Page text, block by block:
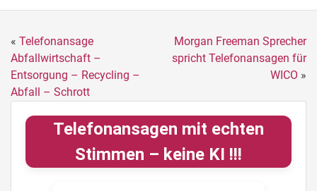
« Telefonansage
Abfallwirtschaft –
Entsorgung – Recycling –
Abfall – Schrott
Morgan Freeman Sprecher
spricht Telefonansagen für
WICO »
Telefonansagen mit echten
Stimmen – keine KI !!!